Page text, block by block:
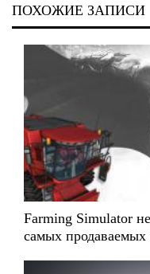
ПОХОЖИЕ ЗАПИСИ
Farming Simulator
самых продаваемых